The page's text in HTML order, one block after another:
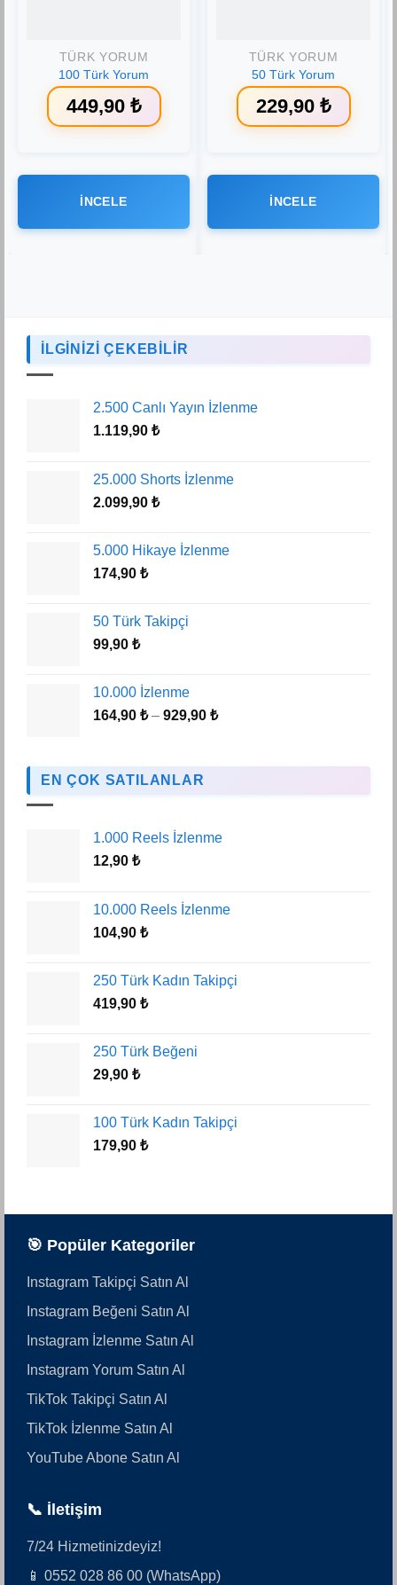
TÜRK YORUM
100 Türk Yorum
449,90 ₺
İNCELE
TÜRK YORUM
50 Türk Yorum
229,90 ₺
İNCELE
İLGİNİZİ ÇEKEBİLİR
2.500 Canlı Yayın İzlenme
1.119,90 ₺
25.000 Shorts İzlenme
2.099,90 ₺
5.000 Hikaye İzlenme
174,90 ₺
50 Türk Takipçi
99,90 ₺
10.000 İzlenme
164,90 ₺ – 929,90 ₺Fiyat
EN ÇOK SATILANLAR
1.000 Reels İzlenme
12,90 ₺
10.000 Reels İzlenme
104,90 ₺
250 Türk Kadın Takipçi
419,90 ₺
250 Türk Beğeni
29,90 ₺
100 Türk Kadın Takipçi
179,90 ₺
🎯 Popüler Kategoriler
Instagram Takipçi Satın Al
Instagram Beğeni Satın Al
Instagram İzlenme Satın Al
Instagram Yorum Satın Al
TikTok Takipçi Satın Al
TikTok İzlenme Satın Al
YouTube Abone Satın Al
📞 İletişim
7/24 Hizmetinizdeyiz!
📱 0552 028 86 00 (WhatsApp)